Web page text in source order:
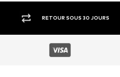
RETOUR SOUS 30 JOURS